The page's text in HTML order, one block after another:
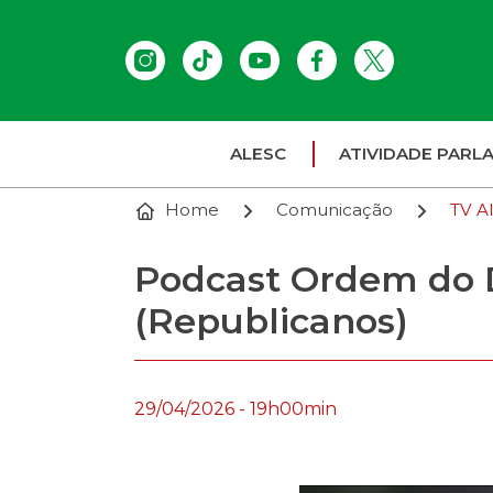
ALESC ATIVIDADE
Home Comunicação TV
Podcast Ordem
(Republicanos)
29/04/2026 - 19h00min